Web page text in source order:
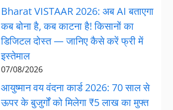
Bharat VISTAAR 2026: अब AI बताएगा
कब बोना है, कब काटना है! किसानों का
डिजिटल दोस्त — जानिए कैसे करें फ्री में
इस्तेमाल
07/08/2026
आयुष्मान वय वंदना कार्ड 2026: 70 साल से
ऊपर के बुजुर्गों को मिलेगा ₹5 लाख का मुफ्त